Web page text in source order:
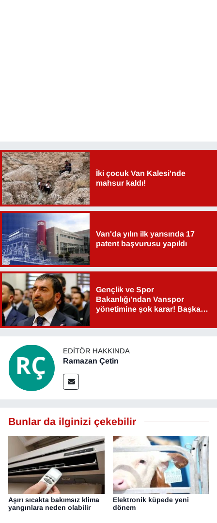
İki çocuk Van Kalesi'nde
mahsur kaldı!
Van'da yılın ilk yarısında 17
patent başvurusu yapıldı
Gençlik ve Spor
Bakanlığı'ndan Vanspor
yönetimine şok karar! Başkan
EDITÖR HAKKINDA
Ramazan Çetin
Bunlar da ilginizi çekebilir
Aşırı sıcakta bakımsız klima
yangınlara neden olabilir
Elektronik küpede yeni
dönem